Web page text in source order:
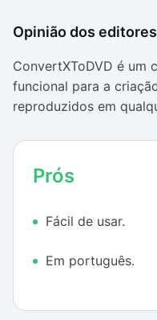
Opinião dos editores
ConvertXToDVD é um
funcional para a
reproduzidos em
baixar conteúdo da
coletâneas.
complicadas, você vai
configurações-
o menu principal de
variações, o que deixa
Prós
Fácil de usar.
Em português.